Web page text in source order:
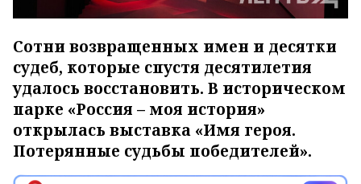
Сотни возвращенных имен и десятки
судеб, которые спустя десятилетия
удалось восстановить. В историческом
парке «Россия – моя история»
открылась выставка «Имя героя.
Потерянные судьбы победителей».